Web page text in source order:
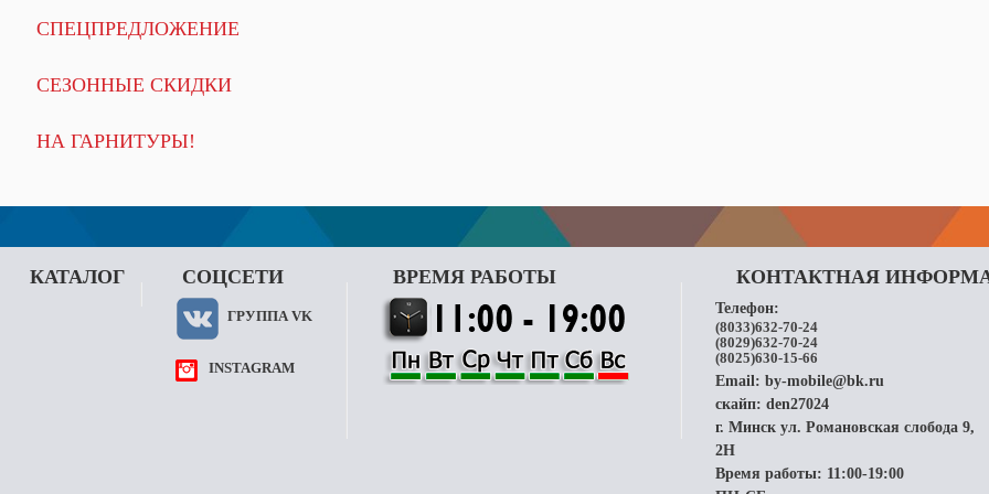
СПЕЦПРЕДЛОЖЕНИЕ
СЕЗОННЫЕ СКИДКИ
НА ГАРНИТУРЫ!
КАТАЛОГ СОЦСЕТИ
ГРУППА VK
INSTAGRAM
ВРЕМЯ РАБОТЫ КОНТАКТНАЯ
Телефон:
(8033)632-70-24
(8029)632-70-24
(8025)630-15-66
Email: by-mobile@bk.ru
скайп: den27024
г. Минск ул. Романовская слобода 9,
2H
Время работы: 11:00-19:00